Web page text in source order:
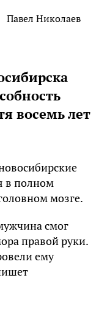
Павел Николаев
восемь лет
в полном
мозге.
смог
правой руки.
ему